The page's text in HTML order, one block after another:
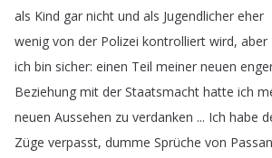
als Kind gar nicht und als Jugendlicher eher
wenig von der Polizei kontrolliert wird, aber
ich bin sicher: einen Teil meiner neuen
Beziehung mit der Staatsmacht hatte ich
neuen Aussehen zu verdanken ... Ich habe
Züge verpasst, dumme Sprüche von